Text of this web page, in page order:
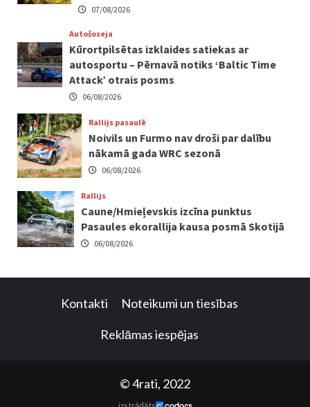
07/08/2026
Autošoseja
Kūrortpilsētas izklaides satiekas ar
autosportu – Pērnavā notiks ‘Baltic Time
Attack’ otrais posms
06/08/2026
Rallijs pasaulē
Noivils un Furmo nav droši par dalību
nākamā gada WRC sezonā
06/08/2026
Rallijs
Caune/Hmieļevskis izcīna punktus
Pasaules ekorallija kausa posmā Skotijā
06/08/2026
Kontakti Noteikumi un tiesības
Reklāmas iespējas
© 4rati, 2022